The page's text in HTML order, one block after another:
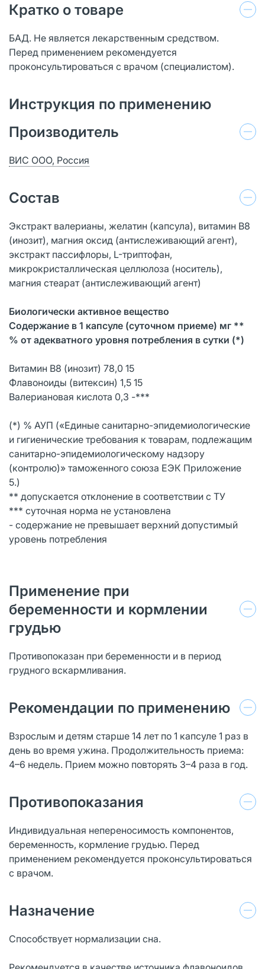
Кратко о товаре
БАД. Не является лекарственным средством.
Перед применением рекомендуется
проконсультироваться с врачом (специалистом).
Инструкция по применению
Производитель
ВИС ООО, Россия
Состав
Экстракт валерианы, желатин (капсула), витамин В8
(инозит), магния оксид (антислеживающий агент),
экстракт пассифлоры, L-триптофан,
микрокристаллическая целлюлоза (носитель),
магния стеарат (антислеживающий агент)
Биологически активное вещество
Содержание в 1 капсуле (суточном приеме) мг **
% от адекватного уровня потребления в сутки (*)
Витамин В8 (инозит) 78,0 15
Флавоноиды (витексин) 1,5 15
Валериановая кислота 0,3 -***
(*) % АУП («Единые санитарно-эпидемиологические
и гигиенические требования к товарам, подлежащим
санитарно-эпидемиологическому надзору
(контролю)» таможенного союза ЕЭК Приложение
5.)
** допускается отклонение в соответствии с ТУ
*** суточная норма не установлена
- содержание не превышает верхний допустимый
уровень потребления
Применение при
беременности и кормлении
грудью
Противопоказан при беременности и в период
грудного вскармливания.
Рекомендации по применению
Взрослым и детям старше 14 лет по 1 капсуле 1 раз в
день во время ужина. Продолжительность приема:
4–6 недель. Прием можно повторять 3–4 раза в год.
Противопоказания
Индивидуальная непереносимость компонентов,
беременность, кормление грудью. Перед
применением рекомендуется проконсультироваться
с врачом.
Назначение
Способствует нормализации сна.